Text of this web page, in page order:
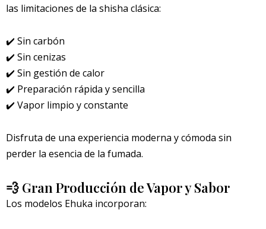
las limitaciones de la shisha clásica:
✔️ Sin carbón
✔️ Sin cenizas
✔️ Sin gestión de calor
✔️ Preparación rápida y sencilla
✔️ Vapor limpio y constante
Disfruta de una experiencia moderna y cómoda sin
perder la esencia de la fumada.
💨 Gran Producción de Vapor y Sabor
Los modelos Ehuka incorporan: